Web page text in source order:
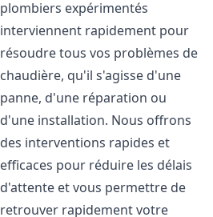
plombiers expérimentés
interviennent rapidement pour
résoudre tous vos problèmes de
chaudière, qu'il s'agisse d'une
panne, d'une réparation ou
d'une installation. Nous offrons
des interventions rapides et
efficaces pour réduire les délais
d'attente et vous permettre de
retrouver rapidement votre